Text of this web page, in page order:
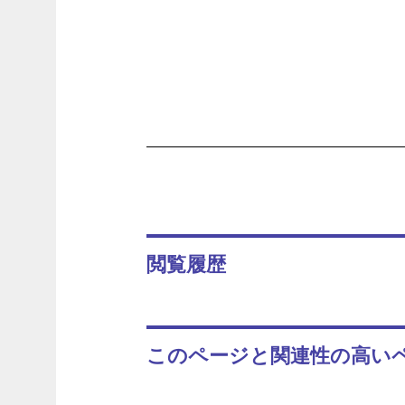
閲覧履歴
このページと関連性の高い